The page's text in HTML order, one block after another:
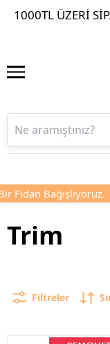
1000TL ÜZERI
Bağışlıyoruz.
Trim
Filtreler